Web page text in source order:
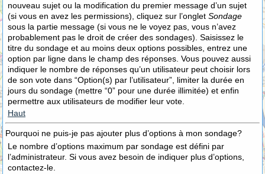
nouveau sujet ou la modification du premier message d’un sujet
(si vous en avez les permissions), cliquez sur l’onglet Sondage
sous la partie message (si vous ne le voyez pas, vous n’avez
probablement pas le droit de créer des sondages). Saisissez le
titre du sondage et au moins deux options possibles, entrez une
option par ligne dans le champ des réponses. Vous pouvez aussi
indiquer le nombre de réponses qu’un utilisateur peut choisir lors
de son vote dans “Option(s) par l’utilisateur”, limiter la durée en
jours du sondage (mettre “0” pour une durée illimitée) et enfin
permettre aux utilisateurs de modifier leur vote.
Haut
Pourquoi ne puis-je pas ajouter plus d’options à mon sondage?
Le nombre d’options maximum par sondage est défini par
l’administrateur. Si vous avez besoin de indiquer plus d’options,
contactez-le.